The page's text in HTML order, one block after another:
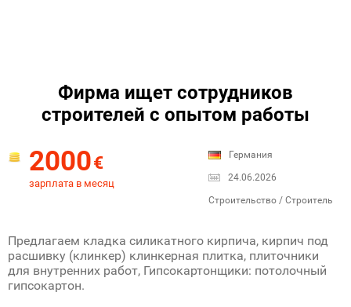
Фирма ищет сотрудников
строителей с опытом работы
2000€
зарплата в месяц
Германия
24.06.2026
Строительство / Строитель
Предлагаем кладка силикатного кирпича, кирпич под
расшивку (клинкер) клинкерная плитка, плиточники
для внутренних работ, Гипсокартонщики: потолочный
гипсокартон.